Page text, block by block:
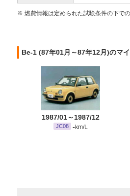
※ 燃費情報は定められた試験条件の下で
Be-1 (87年01月～87年12月)のマ
1987/01～1987/12
JC08 - km/L